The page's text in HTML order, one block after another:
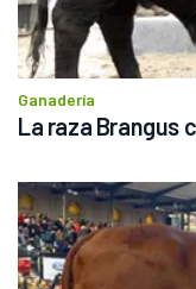
Ganadería
La raza Brangus